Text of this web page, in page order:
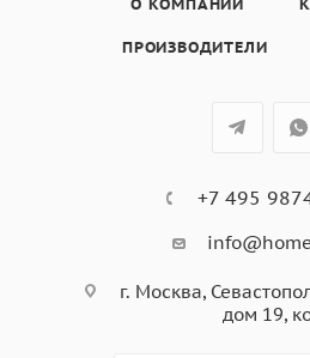
О КОМПАНИИ
ПРОИЗВОДИТЕЛИ
+7 495
г. Москва,
дом 19,